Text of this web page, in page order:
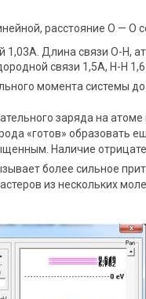
расстояние О — О
1,03А. Длина связи О-Н,
связи 1,5А, Н-Н
момента системы
заряда на атоме
«готов» образовать
Наличие
более сильное
из нескольких